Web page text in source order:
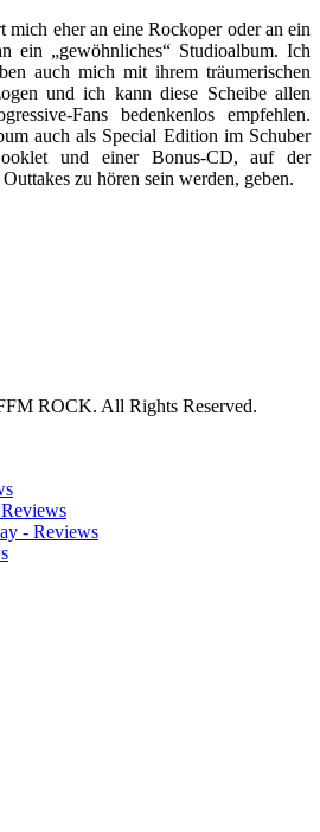
mich eher an eine Rockoper oder an ein
ein „gewöhnliches“ Studioalbum. Ich
auch mich mit ihrem träumerischen
und ich kann diese Scheibe allen
Fans bedenkenlos empfehlen.
auch als Special Edition im Schuber
und einer Bonus-CD, auf der
zu hören sein werden, geben.
ROCK. All Rights Reserved.
- Reviews